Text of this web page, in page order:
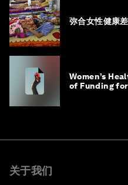
弥合女性健康
Women’s
of Funding
关于我们